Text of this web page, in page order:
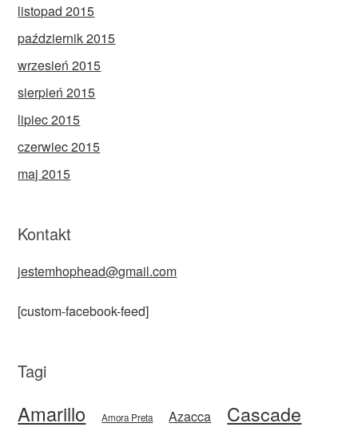
listopad 2015
październik 2015
wrzesień 2015
sierpień 2015
lipiec 2015
czerwiec 2015
maj 2015
Kontakt
jestemhophead@gmail.com
[custom-facebook-feed]
Tagi
Amarillo Amora Preta Azacca Cascade